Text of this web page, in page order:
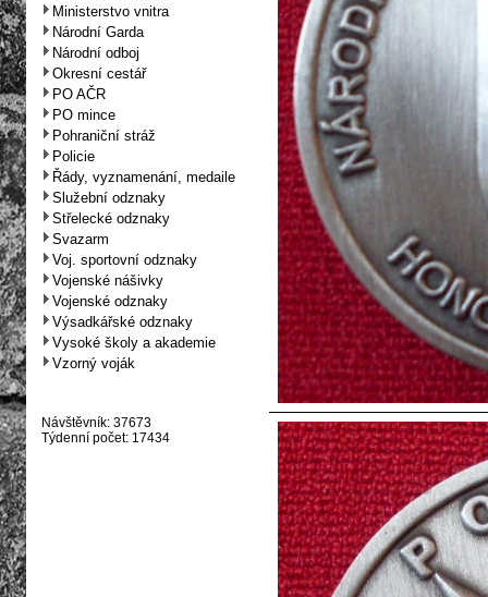
Ministerstvo vnitra
Národní Garda
Národní odboj
Okresní cestář
PO AČR
PO mince
Pohraniční stráž
Policie
Řády, vyznamenání, medaile
Služební odznaky
Střelecké odznaky
Svazarm
Voj. sportovní odznaky
Vojenské nášivky
Vojenské odznaky
Výsadkářské odznaky
Vysoké školy a akademie
Vzorný voják
Návštěvník: 37673
Týdenní počet: 17434